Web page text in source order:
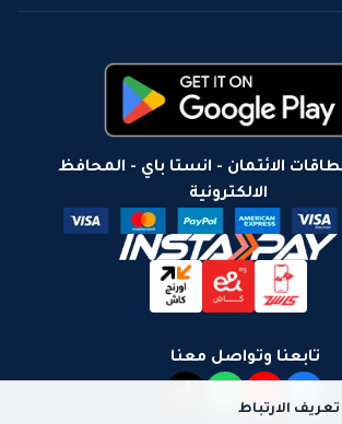
الارتباط
تابعنا وتواصل معنا
الائتمان - انستا باي - المحافظ
الالكترونية